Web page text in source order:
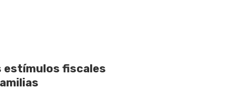
estímulos fiscales